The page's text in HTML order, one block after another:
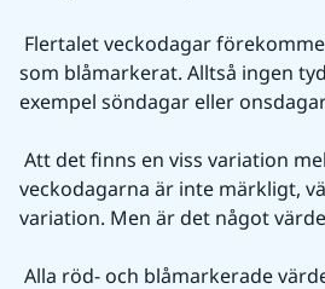
som blåmarkerat. Alltså ingen
exempel söndagar eller
veckodagarna är inte märkligt,
variation. Men är det något